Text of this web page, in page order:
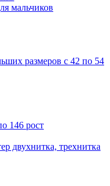
мальчиков
размеров с 42 по 54
146 рост
двухнитка, трехнитка